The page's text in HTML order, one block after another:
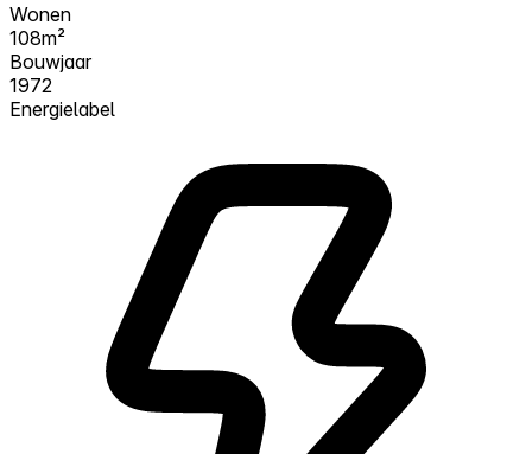
Wonen
108m²
Bouwjaar
1972
Energielabel